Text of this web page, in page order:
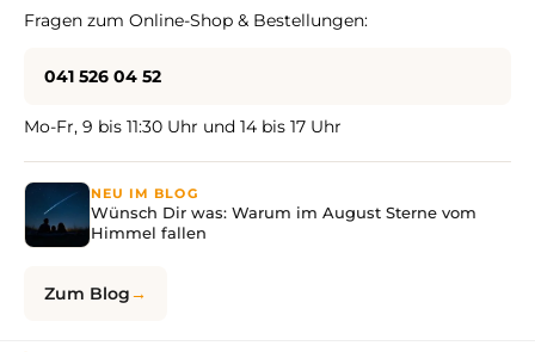
Fragen zum Online-Shop & Bestellungen:
041 526 04 52
Mo-Fr, 9 bis 11:30 Uhr und 14 bis 17 Uhr
NEU IM BLOG
Wünsch Dir was: Warum im August Sterne vom
Himmel fallen
Zum Blog